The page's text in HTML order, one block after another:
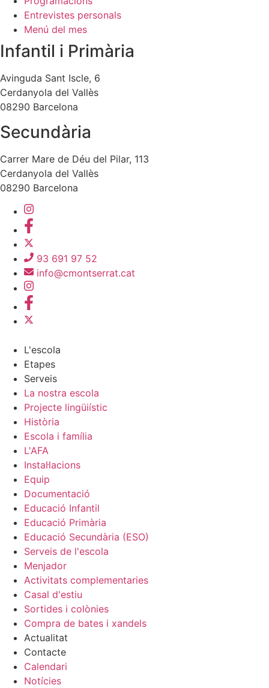
Entrevistes personals
Menú del mes
Infantil i Primària
Avinguda Sant Iscle, 6
Cerdanyola del Vallès
08290 Barcelona
Secundària
Carrer Mare de Déu del Pilar, 113
Cerdanyola del Vallès
08290 Barcelona
93 691 97 52
info@cmontserrat.cat
L'escola
Etapes
Serveis
La nostra escola
Projecte lingüiístic
Història
Escola i família
L'AFA
Instal·lacions
Equip
Documentació
Educació Infantil
Educació Primària
Educació Secundària (ESO)
Serveis de l'escola
Menjador
Activitats complementaries
Casal d'estiu
Sortides i colònies
Compra de bates i xandels
Actualitat
Contacte
Calendari
Notícies